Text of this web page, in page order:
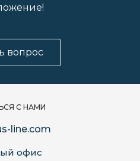
вопрос
С НАМИ
line.com
офис